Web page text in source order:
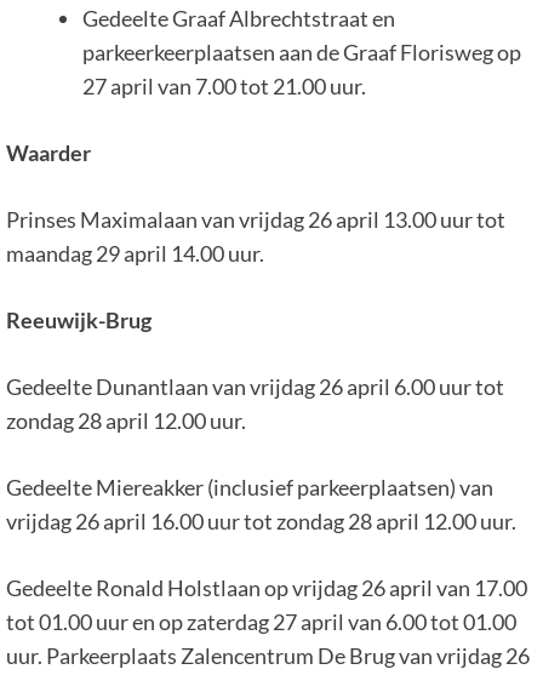
Gedeelte Graaf Albrechtstraat en
parkeerkeerplaatsen aan de Graaf Florisweg op
27 april van 7.00 tot 21.00 uur.
Waarder
Prinses Maximalaan van vrijdag 26 april 13.00 uur tot
maandag 29 april 14.00 uur.
Reeuwijk-Brug
Gedeelte Dunantlaan van vrijdag 26 april 6.00 uur tot
zondag 28 april 12.00 uur.
Gedeelte Miereakker (inclusief parkeerplaatsen) van
vrijdag 26 april 16.00 uur tot zondag 28 april 12.00 uur.
Gedeelte Ronald Holstlaan op vrijdag 26 april van 17.00
tot 01.00 uur en op zaterdag 27 april van 6.00 tot 01.00
uur. Parkeerplaats Zalencentrum De Brug van vrijdag 26